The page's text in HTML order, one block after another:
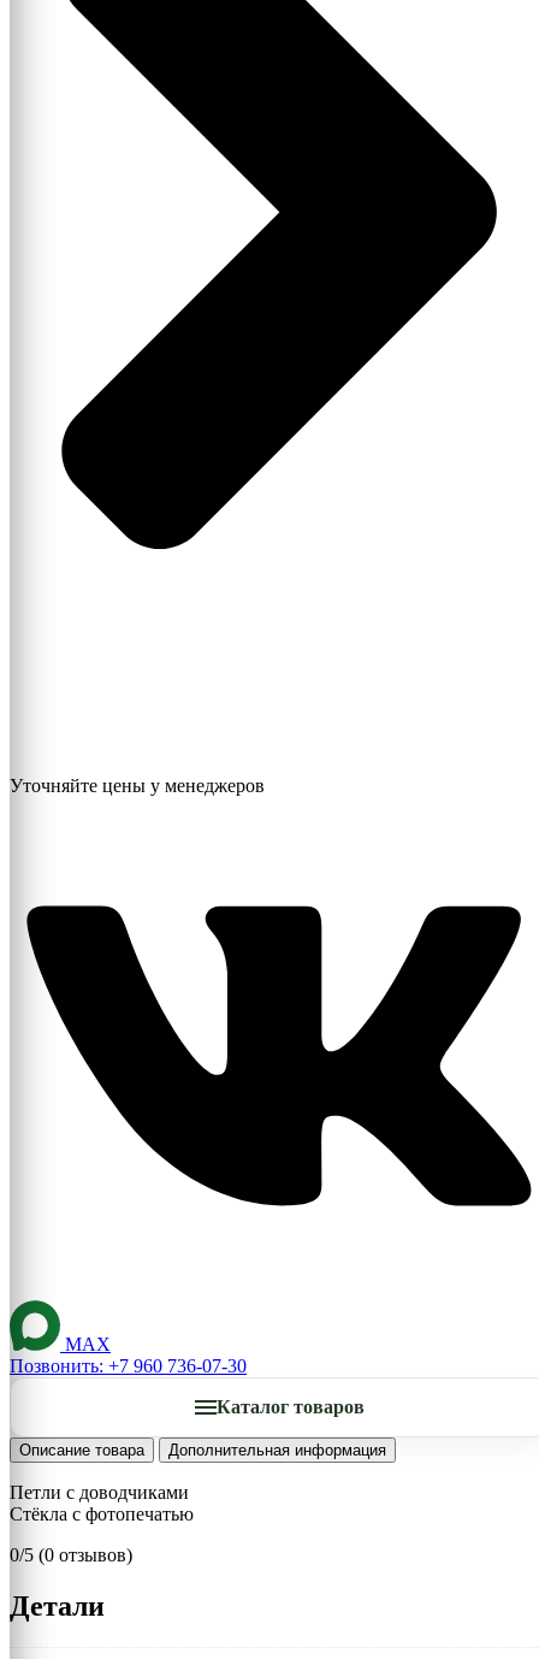
Уточняйте цены у менеджеров
MAX
Позвонить: +7 960 736-07-30
Каталог товаров
Описание товара Дополнительная информация
Петли с доводчиками
Стёкла с фотопечатью
0/5 (0 отзывов)
Детали